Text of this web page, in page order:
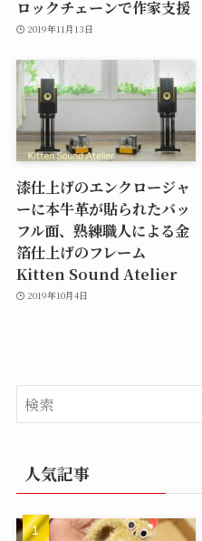
ロックチェーンで作家支援
2019年11月13日
漆仕上げのエンクロージャ
ーに本牛革が貼られたバッ
フル面、熟練職人による金
箔仕上げのフレーム
Kitten Sound Atelier
2019年10月4日
人気記事